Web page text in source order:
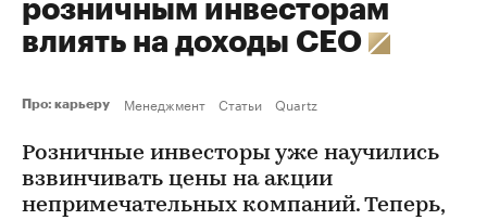
розничным инвесторам
влиять на доходы CEO
Про: карьеру Менеджмент Статьи Quartz
Розничные инвесторы уже научились
взвинчивать цены на акции
непримечательных компаний. Теперь,